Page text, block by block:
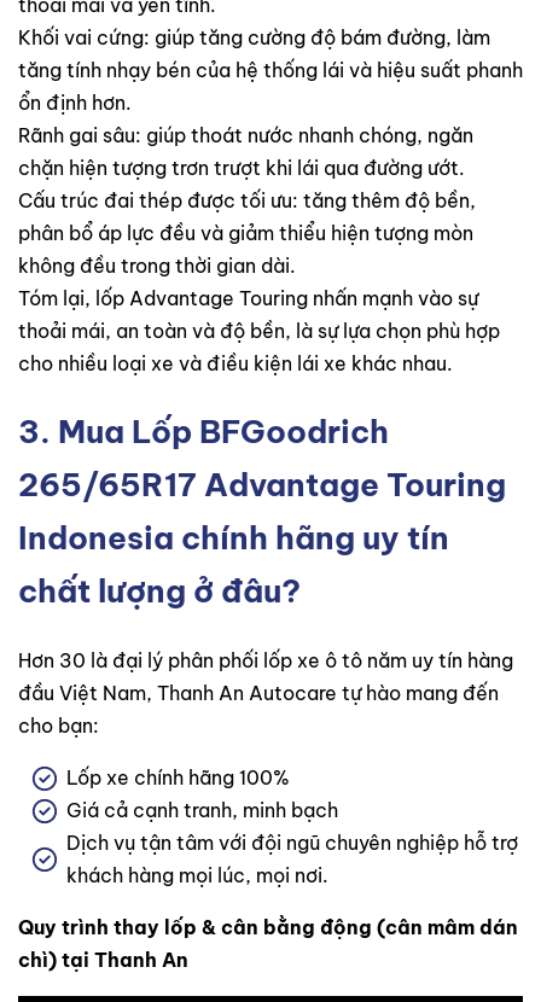
Khối vai cứng: giúp tăng cường độ bám đường, làm
tăng tính nhạy bén của hệ thống lái và hiệu suất phanh
ổn định hơn.
Rãnh gai sâu: giúp thoát nước nhanh chóng, ngăn
chặn hiện tượng trơn trượt khi lái qua đường ướt.
Cấu trúc đai thép được tối ưu: tăng thêm độ bền,
phân bổ áp lực đều và giảm thiểu hiện tượng mòn
không đều trong thời gian dài.
Tóm lại, lốp Advantage Touring nhấn mạnh vào sự
thoải mái, an toàn và độ bền, là sự lựa chọn phù hợp
cho nhiều loại xe và điều kiện lái xe khác nhau.
3. Mua Lốp BFGoodrich
265/65R17 Advantage Touring
Indonesia chính hãng uy tín
chất lượng ở đâu?
Hơn 30 là đại lý phân phối lốp xe ô tô năm uy tín hàng
đầu Việt Nam, Thanh An Autocare tự hào mang đến
cho bạn:
Lốp xe chính hãng 100%
Giá cả cạnh tranh, minh bạch
Dịch vụ tận tâm với đội ngũ chuyên nghiệp hỗ trợ
khách hàng mọi lúc, mọi nơi.
Quy trình thay lốp & cân bằng động (cân mâm dán
chì) tại Thanh An